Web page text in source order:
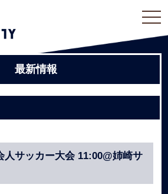
最新情報
人サッカー大会 11:00@姉崎サ